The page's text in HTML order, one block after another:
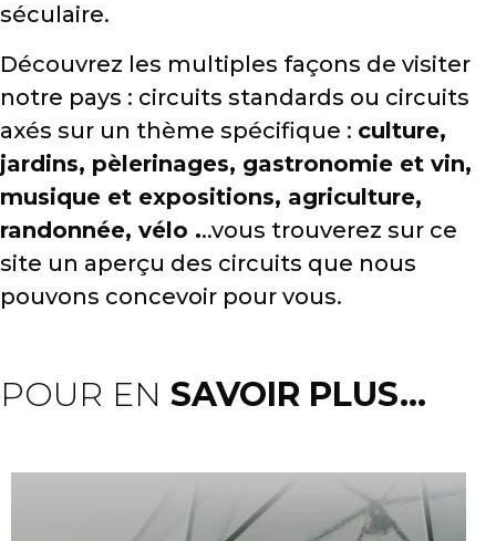
séculaire.
Découvrez les multiples façons de visiter
notre pays : circuits standards ou circuits
axés sur un thème spécifique : culture,
jardins, pèlerinages, gastronomie et vin,
musique et expositions, agriculture,
randonnée, vélo ...vous trouverez sur ce
site un aperçu des circuits que nous
pouvons concevoir pour vous.
POUR EN SAVOIR PLUS...